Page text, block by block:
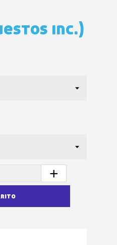
Devuelve los
5 € de descuento
inc.)
+